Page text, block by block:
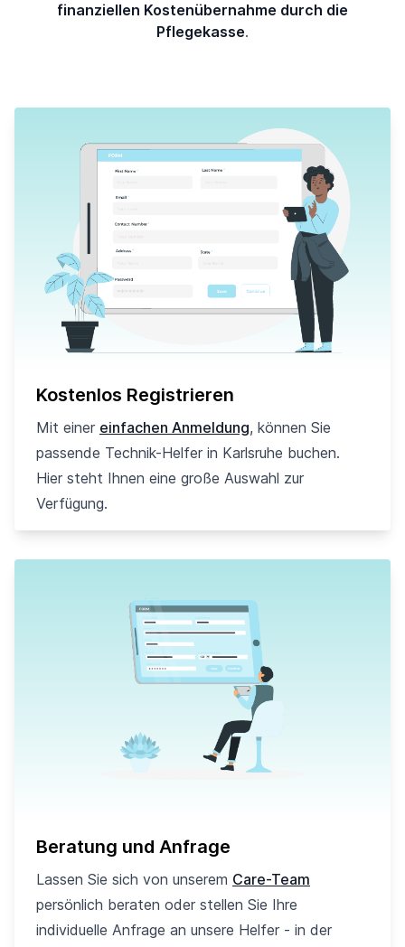
finanziellen Kostenübernahme durch die
Pflegekasse.
Kostenlos Registrieren
Mit einer einfachen Anmeldung, können Sie
passende Technik-Helfer in Karlsruhe buchen.
Hier steht Ihnen eine große Auswahl zur
Verfügung.
Beratung und Anfrage
Lassen Sie sich von unserem Care-Team
persönlich beraten oder stellen Sie Ihre
individuelle Anfrage an unsere Helfer - in der